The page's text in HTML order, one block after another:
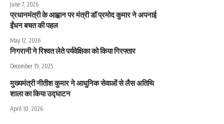
June 7, 2026
प्रधानमंत्री के आह्वान पर मंत्री डॉ प्रमोद कुमार ने अपनाई
ईंधन बचत की पहल
May 12, 2026
निगरानी ने रिश्वत लेते पर्यवेक्षिका को किया गिरफ्तार
December 19, 2025
मुख्यमंत्री नीतीश कुमार ने आधुनिक सेवाओं से लैस अतिथि
शाला का किया उद्घाटन
April 10, 2026